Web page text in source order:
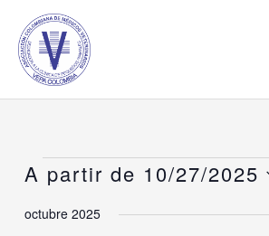
contenido
Eventos
A partir de 10/27/2025
fecha.
octubre 2025